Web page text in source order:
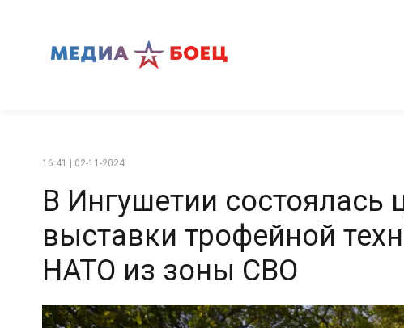
16:41 | 02-11-2024
В Ингушетии состоялась
выставки трофейной
НАТО из зоны СВО